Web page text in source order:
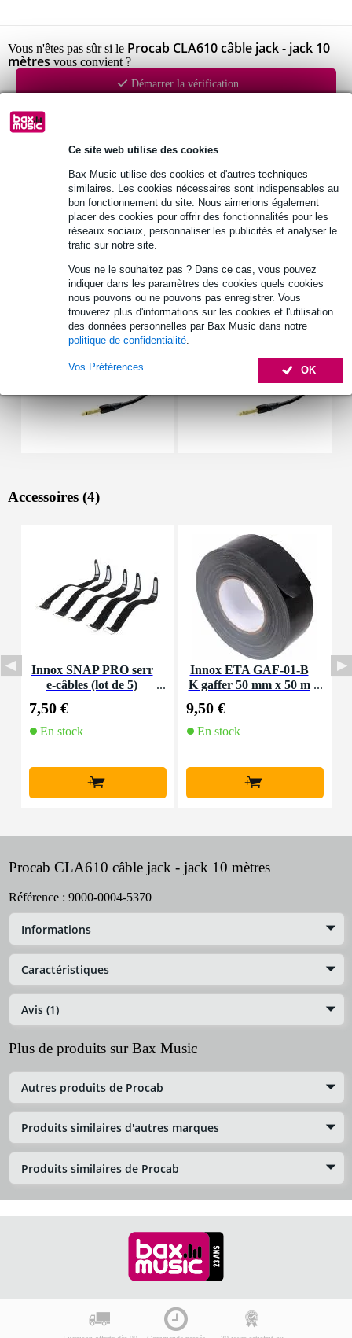
Ce site web utilise des cookies
Bax Music utilise des cookies et d'autres techniques
similaires. Les cookies nécessaires sont indispensables au
bon fonctionnement du site. Nous aimerions également
placer des cookies pour offrir des fonctionnalités pour les
réseaux sociaux, personnaliser les publicités et analyser le
trafic sur notre site.
Vous ne le souhaitez pas ? Dans ce cas, vous pouvez
indiquer dans les paramètres des cookies quels cookies
nous pouvons ou ne pouvons pas enregistrer. Vous
trouverez plus d'informations sur les cookies et l'utilisation
des données personnelles par Bax Music dans notre
politique de confidentialité
OK
Vos Préférences
Vous n'êtes pas sûr si le Procab CLA610 câble jack - jack 10
mètres vous convient ?
Démarrer la vérification
Procab CLA610
câble d'instrument
connecteurs : 2x jack stéréo mâle 6,35 mm
Afficher toutes les caractéristiques du produit
Autres variantes (3)
Accessoires (4)
Innox SNAP PRO serr
e-câbles (lot de 5)
7,50 €
En stock
+
Innox ETA GAF-01-B
K gaffer 50 mm x 50 m
9,50 €
En stock
+
Procab CLA610 câble jack - jack 10 mètres
Référence : 9000-0004-5370
Informations
Caractéristiques
Avis (1)
Plus de produits sur Bax Music
Autres produits de Procab
Produits similaires d'autres marques
Produits similaires de Procab